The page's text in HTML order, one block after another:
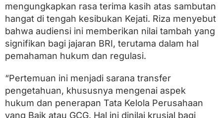
mengungkapkan rasa terima kasih atas sambutan
hangat di tengah kesibukan Kejati. Riza menyebut
bahwa audiensi ini memberikan nilai tambah yang
signifikan bagi jajaran BRI, terutama dalam hal
pemahaman hukum dan regulasi.
“Pertemuan ini menjadi sarana transfer
pengetahuan, khususnya mengenai aspek
hukum dan penerapan Tata Kelola Perusahaan
yang Baik atau GCG. Hal ini dinilai krusial bagi